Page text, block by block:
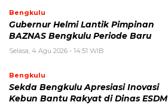
Bengkulu
Gubernur Helmi Lantik Pimpinan
BAZNAS Bengkulu Periode Baru
Selasa, 4 Agu 2026 - 14:51 WIB
Bengkulu
Sekda Bengkulu Apresiasi Inovasi
Kebun Bantu Rakyat di Dinas ESDM